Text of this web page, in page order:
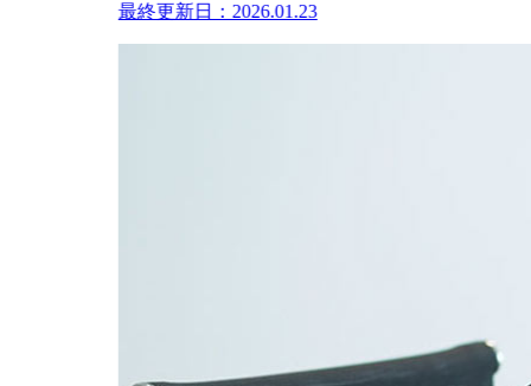
最終更新日：2026.01.23